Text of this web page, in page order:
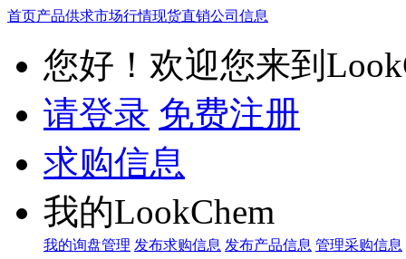
首页产品供求市场行情现货直销公司信息
您好！欢迎您来到
请登录 免费注册
求购信息
我的LookChem
我的询盘管理 发布求购信息 发布产品信息 管理采购信息